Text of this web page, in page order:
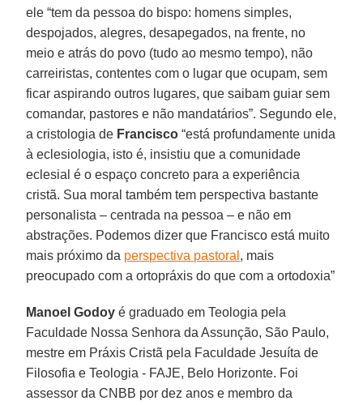
ele “tem da pessoa do bispo: homens simples,
despojados, alegres, desapegados, na frente, no
meio e atrás do povo (tudo ao mesmo tempo), não
carreiristas, contentes com o lugar que ocupam, sem
ficar aspirando outros lugares, que saibam guiar sem
comandar, pastores e não mandatários”. Segundo ele,
a cristologia de Francisco “está profundamente unida
à eclesiologia, isto é, insistiu que a comunidade
eclesial é o espaço concreto para a experiência
cristã. Sua moral também tem perspectiva bastante
personalista – centrada na pessoa – e não em
abstrações. Podemos dizer que Francisco está muito
mais próximo da perspectiva pastoral , mais
preocupado com a ortopráxis do que com a ortodoxia”
Manoel Godoy é graduado em Teologia pela
Faculdade Nossa Senhora da Assunção, São Paulo,
mestre em Práxis Cristã pela Faculdade Jesuíta de
Filosofia e Teologia - FAJE, Belo Horizonte. Foi
assessor da CNBB por dez anos e membro da